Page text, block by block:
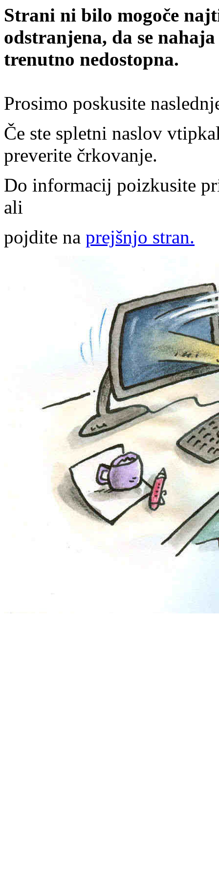
Strani ni bilo mogoče
odstranjena, da se
trenutno nedostopna.
Prosimo poskusite
Če ste spletni naslov
preverite črkovanje.
Do informacij poizkusite
ali
pojdite na prejšnjo stran.